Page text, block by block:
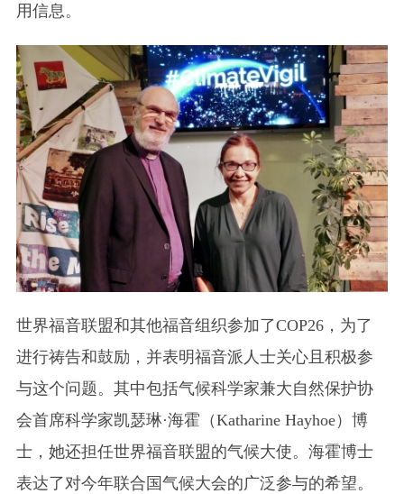
用信息。
世界福音联盟和其他福音组织参加了COP26，为了
进行祷告和鼓励，并表明福音派人士关心且积极参
与这个问题。其中包括气候科学家兼大自然保护协
会首席科学家凯瑟琳·海霍 （Katharine Hayhoe） 博
士，她还担任世界福音联盟的气候大使。海霍博士
表达了对今年联合国气候大会的广泛参与的希望。